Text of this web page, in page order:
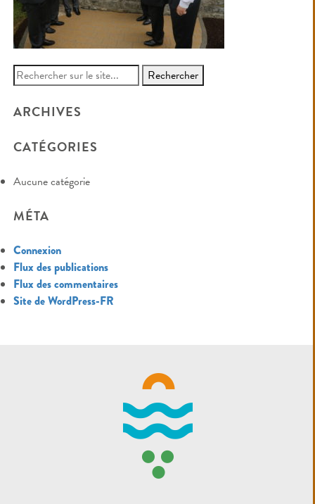
Search
for:
ARCHIVES
CATÉGORIES
Aucune catégorie
MÉTA
Connexion
Flux des publications
Flux des commentaires
Site de WordPress-FR